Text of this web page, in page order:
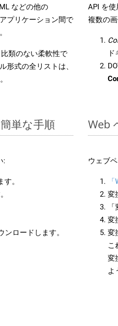
などの他の
プリケーション間で
類のない柔軟性で
形式の全リストは、
API を使
複数の
単な手順
:
。
ロードします。
Web
ウェブ
変
変
変
こ
変
よ